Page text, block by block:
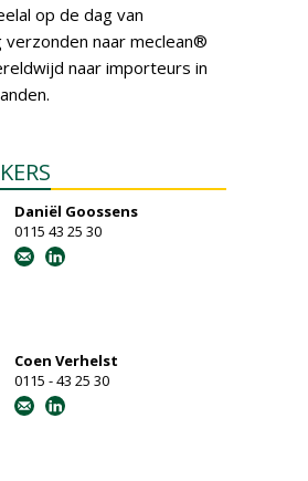
op de dag van
verzonden naar meclean®
naar importeurs in
Daniël Goossens
0115 43 25 30
Coen Verhelst
0115 - 43 25 30